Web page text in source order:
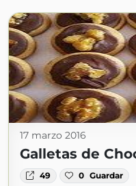
17 marzo 2016
Galletas de
49 0 Guardar